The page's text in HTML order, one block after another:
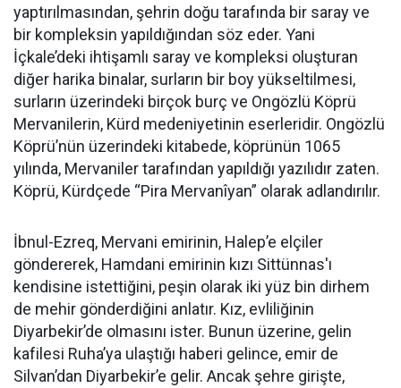
yaptırılmasından, şehrin doğu tarafında bir saray ve
bir kompleksin yapıldığından söz eder. Yani
İçkale’deki ihtişamlı saray ve kompleksi oluşturan
diğer harika binalar, surların bir boy yükseltilmesi,
surların üzerindeki birçok burç ve Ongözlü Köprü
Mervanilerin, Kürd medeniyetinin eserleridir. Ongözlü
Köprü’nün üzerindeki kitabede, köprünün 1065
yılında, Mervaniler tarafından yapıldığı yazılıdır zaten.
Köprü, Kürdçede “Pira Mervanîyan” olarak adlandırılır.
İbnul-Ezreq, Mervani emirinin, Halep’e elçiler
göndererek, Hamdani emirinin kızı Sittünnas'ı
kendisine istettiğini, peşin olarak iki yüz bin dirhem
de mehir gönderdiğini anlatır. Kız, evliliğinin
Diyarbekir’de olmasını ister. Bunun üzerine, gelin
kafilesi Ruha’ya ulaştığı haberi gelince, emir de
Silvan’dan Diyarbekir’e gelir. Ancak şehre girişte,